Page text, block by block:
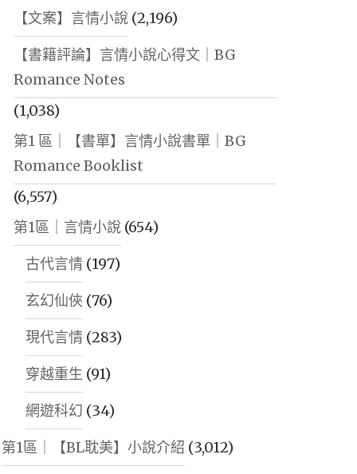
【文案】言情小說(2,196)
【書籍評論】言情小說心得文｜BG
Romance Notes
(1,038)
第1 區｜【書單】言情小說書單｜BG
Romance Booklist
(6,557)
第1區｜言情小說(654)
古代言情(197)
玄幻仙俠 (76)
現代言情(283)
穿越重生 (91)
網遊科幻 (34)
第1區｜【BL耽美】小說介紹 (3,012)